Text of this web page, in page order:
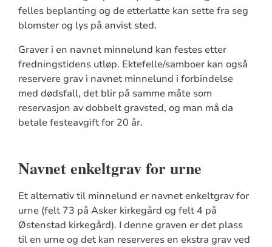
felles beplanting og de etterlatte kan sette fra seg
blomster og lys på anvist sted.
Graver i en navnet minnelund kan festes etter
fredningstidens utløp. Ektefelle/samboer kan også
reservere grav i navnet minnelund i forbindelse
med dødsfall, det blir på samme måte som
reservasjon av dobbelt gravsted, og man må da
betale festeavgift for 20 år.
Navnet enkeltgrav for urne
Et alternativ til minnelund er navnet enkeltgrav for
urne (felt 73 på Asker kirkegård og felt 4 på
Østenstad kirkegård). I denne graven er det plass
til en urne og det kan reserveres en ekstra grav ved